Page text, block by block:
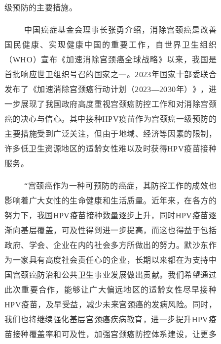
级预防的主要措施。
中国癌症基金会理事长张勇介绍，消除宫颈癌是改善
国民健康、实现健康中国的重要工作，自世界卫生组织
（WHO）宣布《加速消除宫颈癌全球战略》以来，我国是
首批响应世卫组织号召的国家之一。2023年国家十部委联合
发布了《加速消除宫颈癌行动计划（2023—2030年）》，进
一步展现了我国政府高度重视宫颈癌防控工作和对消除宫颈
癌的决心与信心。其中接种HPV疫苗作为宫颈癌一级预防的
主要措施受到广泛关注，但由于地域、经济等因素的限制，
许多低卫生资源地区的适龄女性难以及时获得HPV疫苗接种
服务。
“宫颈癌作为一种可预防的癌症，其防控工作的成效也
影响着广大女性的生命健康和生活质量。近年来，在各方的
努力下，我国HPV疫苗接种数量逐步上升，同时HPV疫苗逐
渐向基层覆盖，可及性得到进一步提高，而这也得益于包括
政府、学会、企业在内的社会多方所做出的努力。默沙东作
为一家具有高度社会责任心的企业，长期以来都在为支持中
国宫颈癌防治和公共卫生事业发展做出贡献。我们希望通过
此次重要合作，能够让广大偏远地区的适龄女性尽早接种
HPV疫苗，及早受益，减少未来宫颈癌的发病风险。同时，
我们也将继续强化基层宫颈癌疾病教育，进一步提升HPV疫
苗接种覆盖率和可及性，加强宫颈癌防控体系建设，让更多